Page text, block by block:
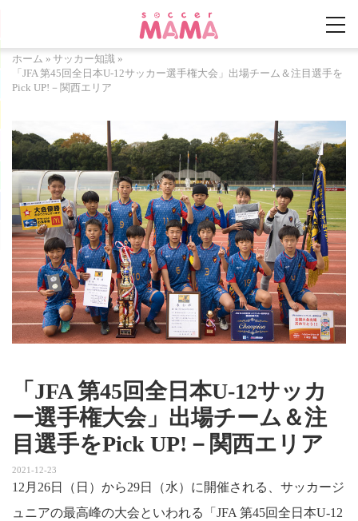
ホーム » サッカー知識 »
「JFA 第45回全日本U-12サッカー選手権大会」出場チーム＆注目選手を
Pick UP!－関西エリア
「JFA 第45回全日本U-12サッカ
ー選手権大会」出場チーム＆注
目選手をPick UP!－関西エリア
2021-12-23
12月26日（日）から29日（水）に開催される、サッカージ
ュニアの最高峰の大会といわれる「JFA 第45回全日本U-12